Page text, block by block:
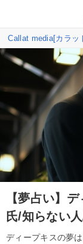
Callat media[カラッ
【夢占い】
氏/知らない
ディープキスの夢